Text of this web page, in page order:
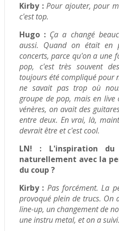
Kirby : Pour ajouter, pour
c'est top.
Hugo : Ça a changé
aussi. Quand on était en
concerts, parce qu'on a une
pop, c'est très souvent
toujours été compliqué pour
ne savait pas trop où
groupe de pop, mais en
vénères, on avait des
entre deux. En vrai, là,
devrait être et c'est cool.
LN! : L'inspiration
naturellement avec la
du coup ?
Kirby : Pas forcément. La
provoqué plein de trucs. On
line-up, un changement de
une instru metal, et on a suivi.